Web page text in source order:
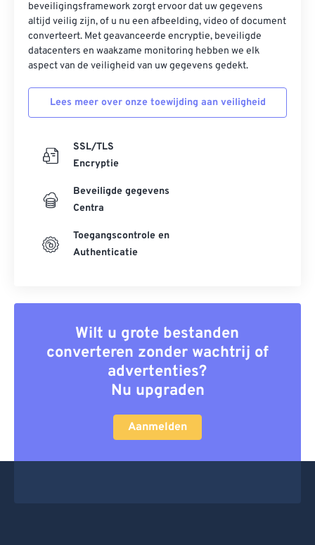
beveiligingsframework zorgt ervoor dat uw gegevens
altijd veilig zijn, of u nu een afbeelding, video of document
converteert. Met geavanceerde encryptie, beveiligde
datacenters en waakzame monitoring hebben we elk
aspect van de veiligheid van uw gegevens gedekt.
Lees meer over onze toewijding aan veiligheid
SSL/TLS
Encryptie
Beveiligde gegevens
Centra
Toegangscontrole en
Authenticatie
Wilt u grote bestanden
converteren zonder wachtrij of
advertenties?
Nu upgraden
Aanmelden